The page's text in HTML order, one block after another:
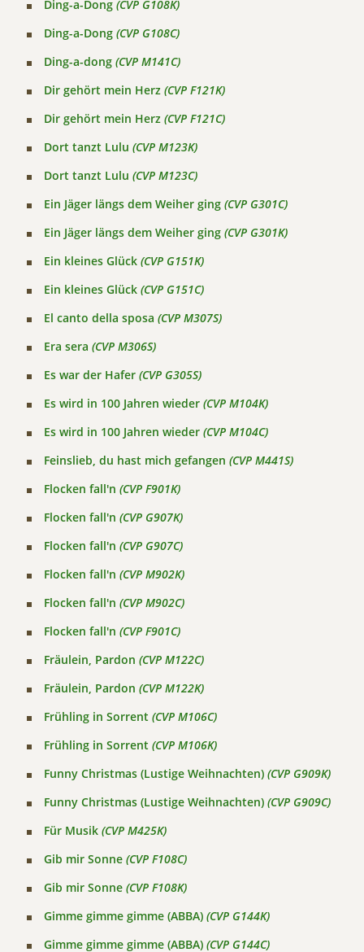
Ding-a-Dong (CVP G108K)
Ding-a-Dong (CVP G108C)
Ding-a-dong (CVP M141C)
Dir gehört mein Herz (CVP F121K)
Dir gehört mein Herz (CVP F121C)
Dort tanzt Lulu (CVP M123K)
Dort tanzt Lulu (CVP M123C)
Ein Jäger längs dem Weiher ging (CVP G301C)
Ein Jäger längs dem Weiher ging (CVP G301K)
Ein kleines Glück (CVP G151K)
Ein kleines Glück (CVP G151C)
El canto della sposa (CVP M307S)
Era sera (CVP M306S)
Es war der Hafer (CVP G305S)
Es wird in 100 Jahren wieder (CVP M104K)
Es wird in 100 Jahren wieder (CVP M104C)
Feinslieb, du hast mich gefangen (CVP M441S)
Flocken fall'n (CVP F901K)
Flocken fall'n (CVP G907K)
Flocken fall'n (CVP G907C)
Flocken fall'n (CVP M902K)
Flocken fall'n (CVP M902C)
Flocken fall'n (CVP F901C)
Fräulein, Pardon (CVP M122C)
Fräulein, Pardon (CVP M122K)
Frühling in Sorrent (CVP M106C)
Frühling in Sorrent (CVP M106K)
Funny Christmas (Lustige Weihnachten) (CVP G909K)
Funny Christmas (Lustige Weihnachten) (CVP G909C)
Für Musik (CVP M425K)
Gib mir Sonne (CVP F108C)
Gib mir Sonne (CVP F108K)
Gimme gimme gimme (ABBA) (CVP G144K)
Gimme gimme gimme (ABBA) (CVP G144C)